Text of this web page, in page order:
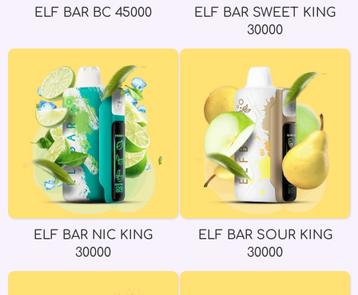
ELF BAR BC 45000
ELF BAR SWEET KING
30000
ELF BAR NIC KING
30000
ELF BAR SOUR KING
30000